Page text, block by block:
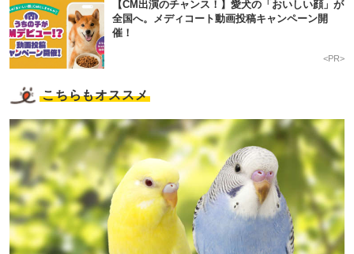
【CM出演のチャンス！】愛犬の「おいしい顔」が
全国へ。メディコート動画投稿キャンペーン開
催！
<PR>
こちらもオススメ